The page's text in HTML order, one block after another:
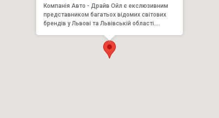
Компанія Авто - Драйв Ойл є екслюзивним
представником багатьох відомих світових
брендів у Львові та Львівській області.